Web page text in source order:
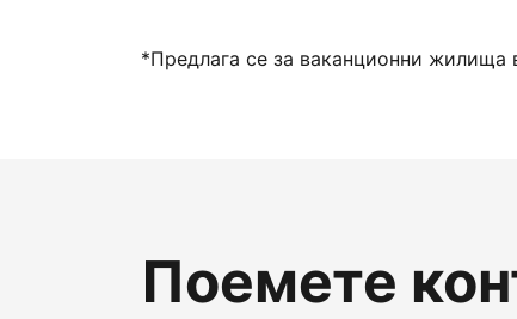
*Предлага се за ваканционни
Поемете